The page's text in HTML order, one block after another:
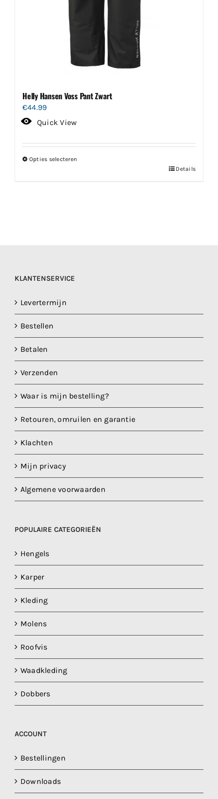
Helly Hansen Voss Pant Zwart
€44.99
Quick View
Opties selecteren
gekozen
op
de
productpagina
Details
KLANTENSERVICE
Levertermijn
Bestellen
Betalen
Verzenden
Waar is mijn bestelling?
Retouren, omruilen en garantie
Klachten
Mijn privacy
Algemene voorwaarden
POPULAIRE CATEGORIEËN
Hengels
Karper
Kleding
Molens
Roofvis
Waadkleding
Dobbers
ACCOUNT
Bestellingen
Downloads